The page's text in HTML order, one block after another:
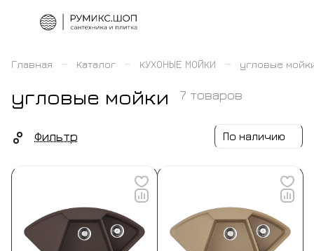
Главная – Каталог – КУХОНЫЕ МОЙКИ – угловые
угловые мойки 7 товаров
Фильтр По наличию